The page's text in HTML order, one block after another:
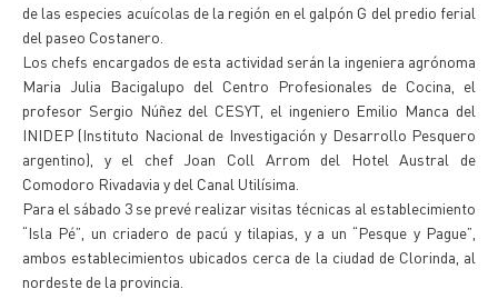
de las especies acuícolas de la región en el galpón G del predio ferial
del paseo Costanero.
Los chefs encargados de esta actividad serán la ingeniera agrónoma
Maria Julia Bacigalupo del Centro Profesionales de Cocina, el
profesor Sergio Núñez del CESYT, el ingeniero Emilio Manca del
INIDEP (Instituto Nacional de Investigación y Desarrollo Pesquero
argentino), y el chef Joan Coll Arrom del Hotel Austral de
Comodoro Rivadavia y del Canal Utilísima.
Para el sábado 3 se prevé realizar visitas técnicas al establecimiento
“Isla Pé”, un criadero de pacú y tilapias, y a un “Pesque y Pague”,
ambos establecimientos ubicados cerca de la ciudad de Clorinda, al
nordeste de la provincia.